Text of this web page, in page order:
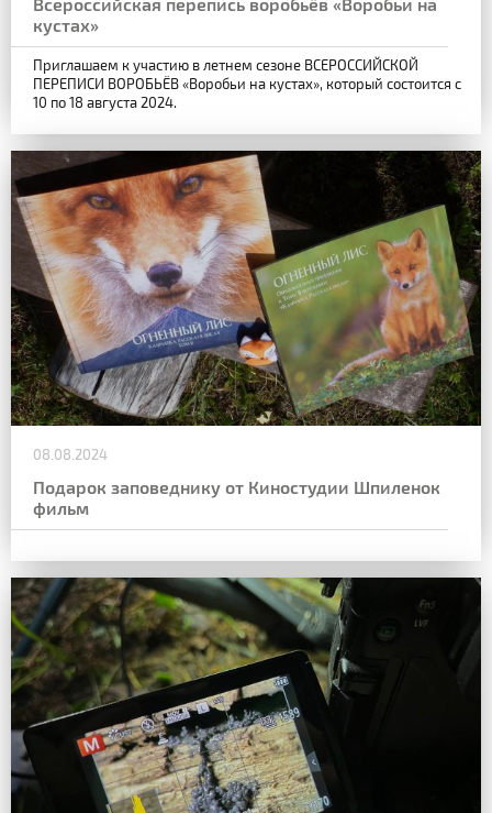
кустах»
Приглашаем к участию в летнем сезоне ВСЕРОССИЙСКОЙ
ПЕРЕПИСИ ВОРОБЬЁВ «Воробьи на кустах», который состоится с
10 по 18 августа 2024.
08.08.2024
Подарок заповеднику от Киностудии Шпиленок
фильм